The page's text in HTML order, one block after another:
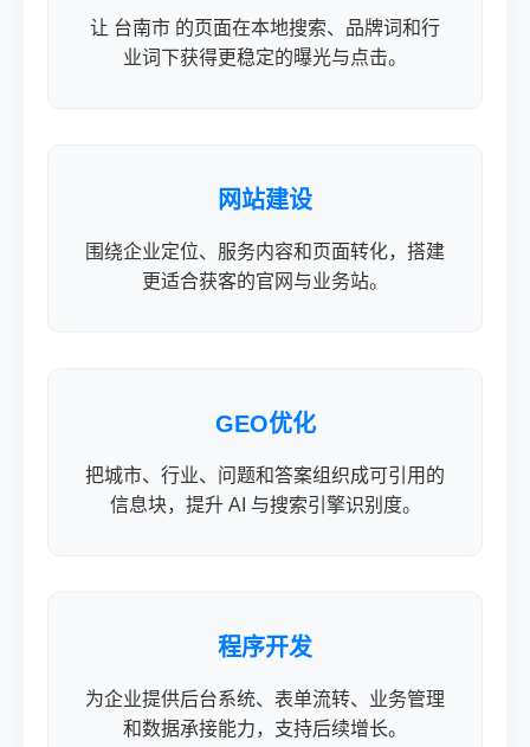
让 台南市 的页面在本地搜索、品牌词和行
业词下获得更稳定的曝光与点击。
网站建设
围绕企业定位、服务内容和页面转化，搭建
更适合获客的官网与业务站。
GEO优化
把城市、行业、问题和答案组织成可引用的
信息块，提升 AI 与搜索引擎识别度。
程序开发
为企业提供后台系统、表单流转、业务管理
和数据承接能力，支持后续增长。